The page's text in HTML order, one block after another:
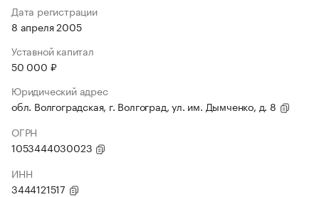
Дата регистрации
8 апреля 2005
Уставной капитал
50 000 ₽
Юридический адрес
обл. Волгоградская, г. Волгоград, ул. им. Дымченко, д. 8
ОГРН
1053444030023
ИНН
3444121517